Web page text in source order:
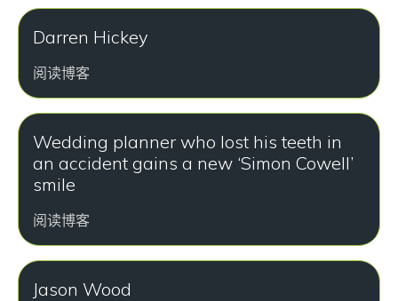
Darren Hickey
阅读博客
Wedding planner who lost his teeth in
an accident gains a new ‘Simon Cowell’
smile
阅读博客
Jason Wood